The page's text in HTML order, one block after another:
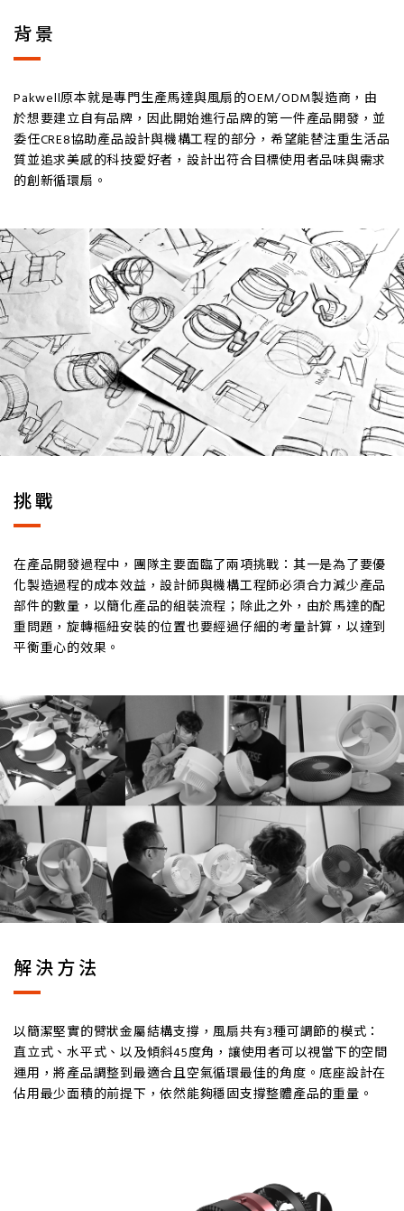
背景
Pakwell原本就是專門生產馬達與風扇的OEM/ODM製造商，由
於想要建立自有品牌，因此開始進行品牌的第一件產品開發，並
委任CRE8協助產品設計與機構工程的部分，希望能替注重生活品
質並追求美感的科技愛好者，設計出符合目標使用者品味與需求
的創新循環扇。
挑戰
在產品開發過程中，團隊主要面臨了兩項挑戰：其一是為了要優
化製造過程的成本效益，設計師與機構工程師必須合力減少產品
部件的數量，以簡化產品的組裝流程；除此之外，由於馬達的配
重問題，旋轉樞紐安裝的位置也要經過仔細的考量計算，以達到
平衡重心的效果。
解決方法
以簡潔堅實的臂狀金屬結構支撐，風扇共有3種可調節的模式：
直立式、水平式、以及傾斜45度角，讓使用者可以視當下的空間
運用，將產品調整到最適合且空氣循環最佳的角度。底座設計在
佔用最少面積的前提下，依然能夠穩固支撐整體產品的重量。